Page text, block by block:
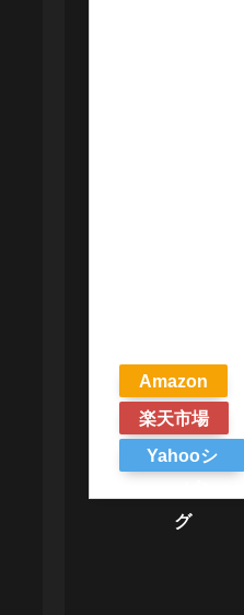
Amazon
楽天市場
Yahooシ
グ